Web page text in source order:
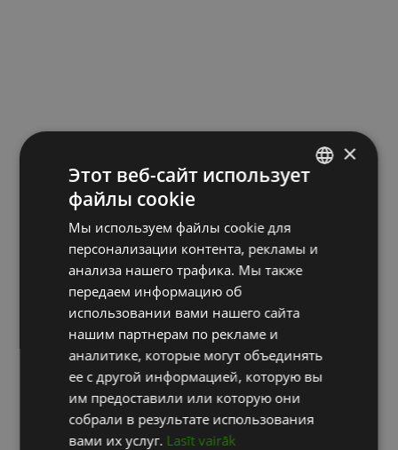
×
Этот веб-сайт использует
файлы cookie
Мы используем файлы cookie для
персонализации контента, рекламы и
анализа нашего трафика. Мы также
передаем информацию об
использовании вами нашего сайта
нашим партнерам по рекламе и
аналитике, которые могут объединять
ее с другой информацией, которую вы
им предоставили или которую они
собрали в результате использования
вами их услуг. Lasīt vairāk